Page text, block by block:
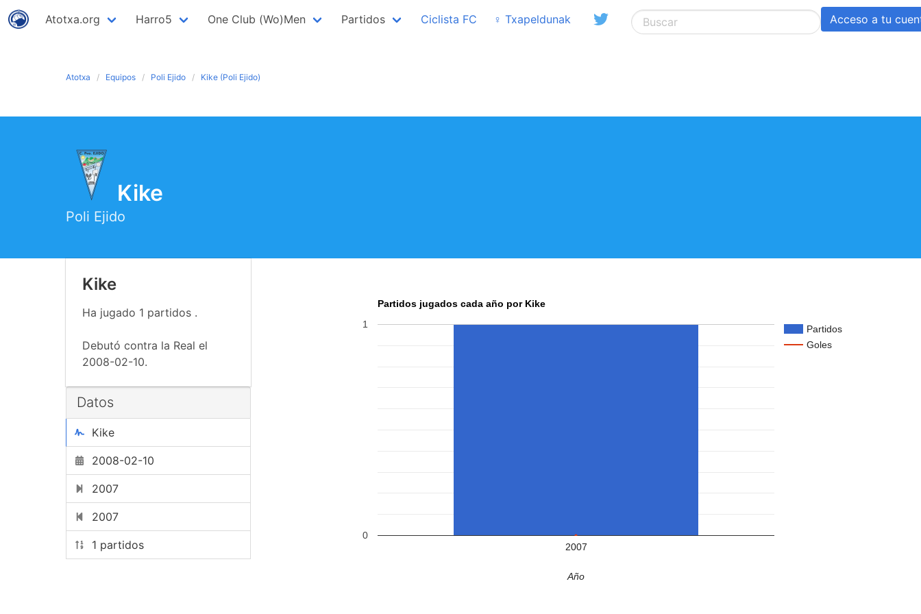
Atotxa.org Harro5 One Club (Wo)Men Partidos Ciclista FC ♀ Txapeldunak Acceso a tu
Atotxa Equipos Poli Ejido Kike (Poli Ejido)
Kike
Poli Ejido
Kike
Ha jugado 1 partidos .
Debutó contra la Real el
2008-02-10.
Datos
Kike
2008-02-10
2007
2007
1 partidos
Partidos jugados cada año por Kike
Partidos
Goles
2007
0
1
Año